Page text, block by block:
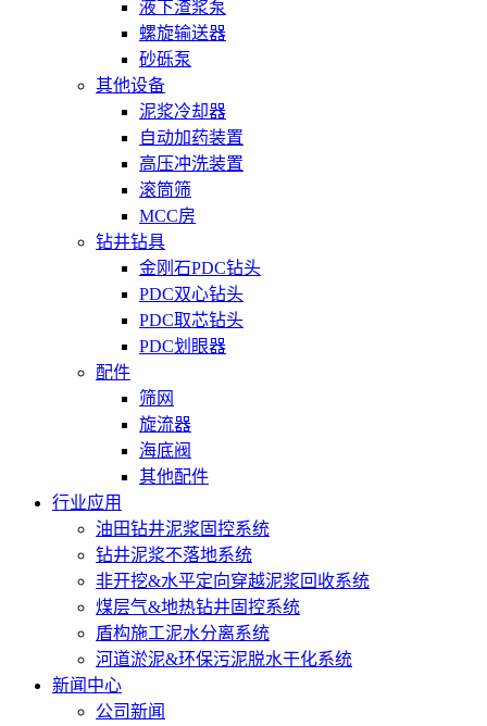
液下渣浆泵
螺旋输送器
砂砾泵
其他设备
泥浆冷却器
自动加药装置
高压冲洗装置
滚筒筛
MCC房
钻井钻具
金刚石PDC钻头
PDC双心钻头
PDC取芯钻头
PDC划眼器
配件
筛网
旋流器
海底阀
其他配件
行业应用
油田钻井泥浆固控系统
钻井泥浆不落地系统
非开挖&水平定向穿越泥浆回收系统
煤层气&地热钻井固控系统
盾构施工泥水分离系统
河道淤泥&环保污泥脱水干化系统
新闻中心
公司新闻